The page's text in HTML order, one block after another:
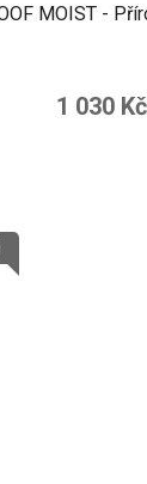
MOIST -
1 030 Kč